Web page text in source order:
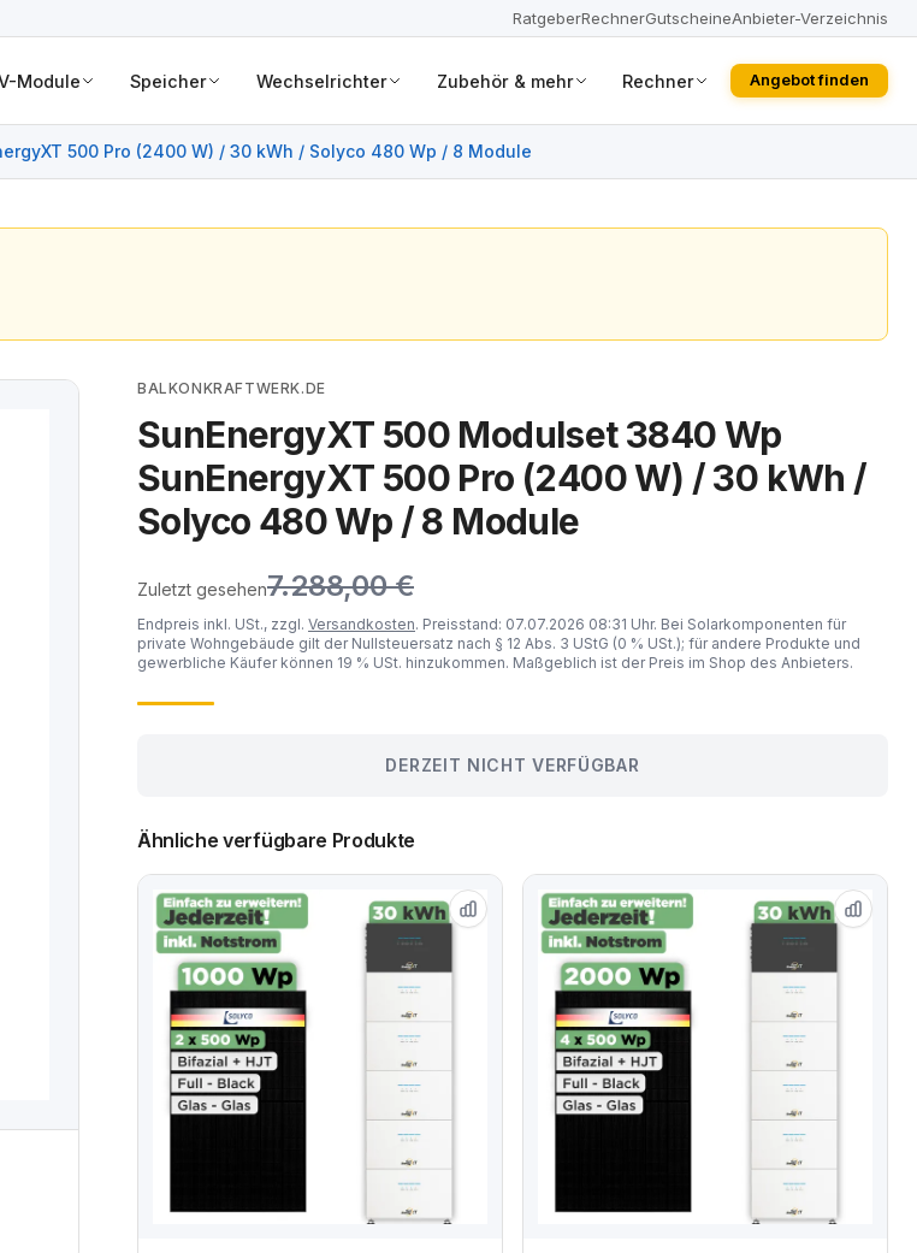
RatgeberRechnerGutscheineAnbieter-Verzeichnis
Module Speicher Wechselrichter Zubehör & mehr Rechner Angebot finden
500 Pro (2400 W) / 30 kWh / Solyco 480 Wp / 8 Module
BALKONKRAFTWERK.DE
SunEnergyXT 500 Modulset 3840 Wp
SunEnergyXT 500 Pro (2400 W) / 30 kWh /
Solyco 480 Wp / 8 Module
Zuletzt gesehen7.288,00 €
Endpreis inkl. USt., zzgl. Versandkosten. Preisstand: 07.07.2026 08:31 Uhr. Bei Solarkomponenten für
private Wohngebäude gilt der Nullsteuersatz nach § 12 Abs. 3 UStG (0 % USt.); für andere Produkte und
gewerbliche Käufer können 19 % USt. hinzukommen. Maßgeblich ist der Preis im Shop des Anbieters.
DERZEIT NICHT VERFÜGBAR
Ähnliche verfügbare Produkte